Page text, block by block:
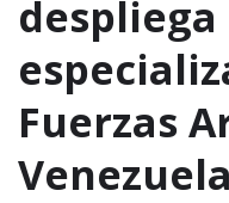
Fuerzas
Venezuela